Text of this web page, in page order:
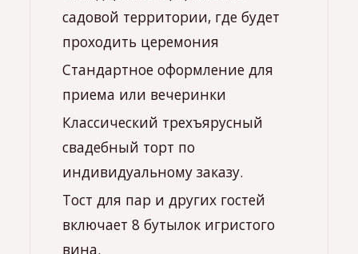
садовой территории, где будет
проходить церемония
Стандартное оформление для
приема или вечеринки
Классический трехъярусный
свадебный торт по
индивидуальному заказу.
Тост для пар и других гостей
включает 8 бутылок игристого
вина.